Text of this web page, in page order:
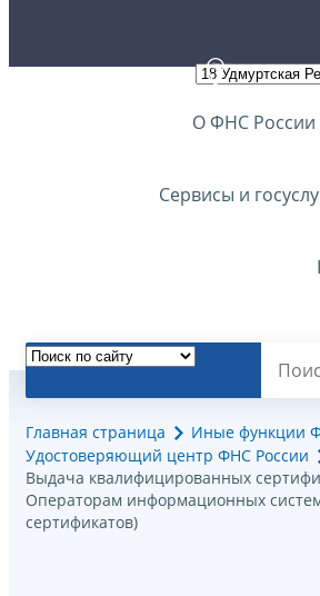
О ФНС России
Сервисы и
Главная страница
Иные функции
Удостоверяющий центр ФНС России
Выдача квалифицированных
Операторам информационных
сертификатов)